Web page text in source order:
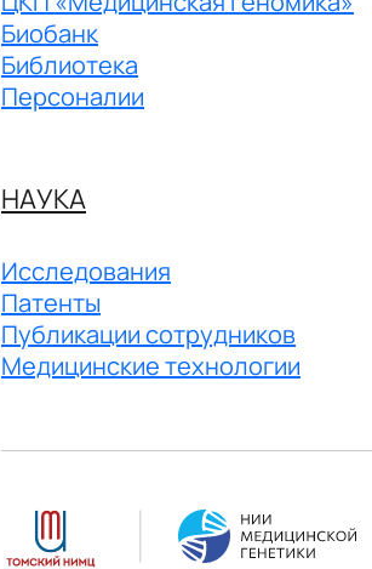
Биобанк
Библиотека
Персоналии
НАУКА
Исследования
Патенты
Публикации сотрудников
Медицинские технологии